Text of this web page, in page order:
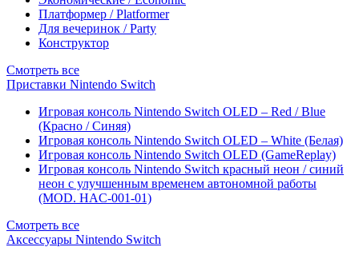
Платформер / Platformer
Для вечеринок / Party
Конструктор
Смотреть все
Приставки Nintendo Switch
Игровая консоль Nintendo Switch OLED – Red / Blue
(Красно / Синяя)
Игровая консоль Nintendo Switch OLED – White (Белая)
Игровая консоль Nintendo Switch OLED (GameReplay)
Игровая консоль Nintendo Switch красный неон / синий
неон с улучшенным временем автономной работы
(MOD. HAC-001-01)
Смотреть все
Аксессуары Nintendo Switch